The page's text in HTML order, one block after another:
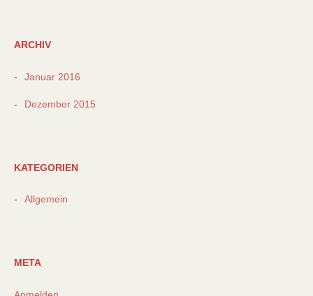
ARCHIV
Januar 2016
Dezember 2015
KATEGORIEN
Allgemein
META